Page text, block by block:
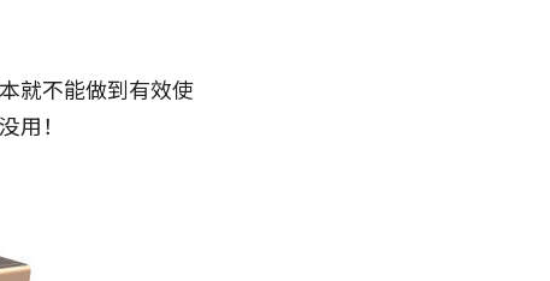
就不能做到有效使
用！